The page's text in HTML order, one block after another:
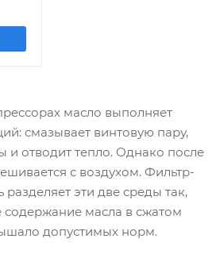
масло выполняет
смазывает винтовую пару,
и отводит тепло. Однако после
с воздухом. Фильтр-
разделяет эти две среды так,
масла в сжатом
допустимых норм.